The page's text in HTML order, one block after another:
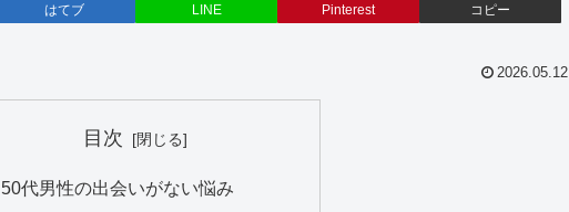
はてブ LINE Pinterest コピー
2026.05.12
目次
50代男性の出会いがない悩み